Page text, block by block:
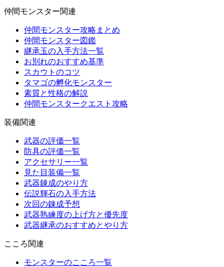
仲間モンスター関連
仲間モンスター攻略まとめ
仲間モンスター図鑑
継承玉の入手方法一覧
お別れのおすすめ基準
スカウトのコツ
タマゴの孵化モンスター
素質と性格の解説
仲間モンスタークエスト攻略
装備関連
武器の評価一覧
防具の評価一覧
アクセサリー一覧
見た目装備一覧
武器錬成のやり方
伝説輝石の入手方法
次回の錬成予想
武器熟練度の上げ方と優先度
武器継承のおすすめとやり方
こころ関連
モンスターのこころ一覧